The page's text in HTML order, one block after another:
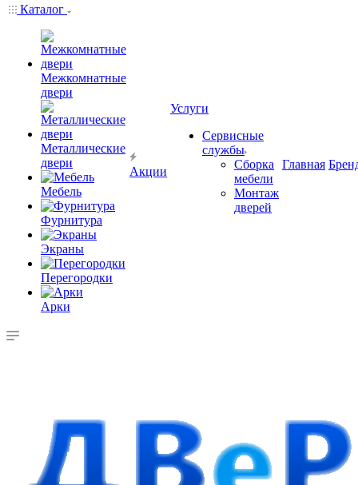
Каталог
Межкомнатные
двери
Металлические
двери
Мебель
Фурнитура
Экраны
Перегородки
Арки
Акции
Услуги
Сервисные
службы
Сборка
мебели
Монтаж
дверей
Главная